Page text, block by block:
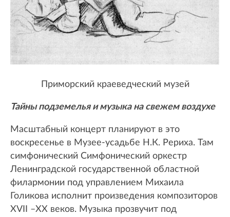
Приморский краеведческий музей
Тайны подземелья и музыка на свежем воздухе
Масштабный концерт планируют в это
воскресенье в Музее-усадьбе Н.К. Рериха. Там
симфонический Симфонический оркестр
Ленинградской государственной областной
филармонии под управлением Михаила
Голикова исполнит произведения композиторов
XVII –XX веков. Музыка прозвучит под